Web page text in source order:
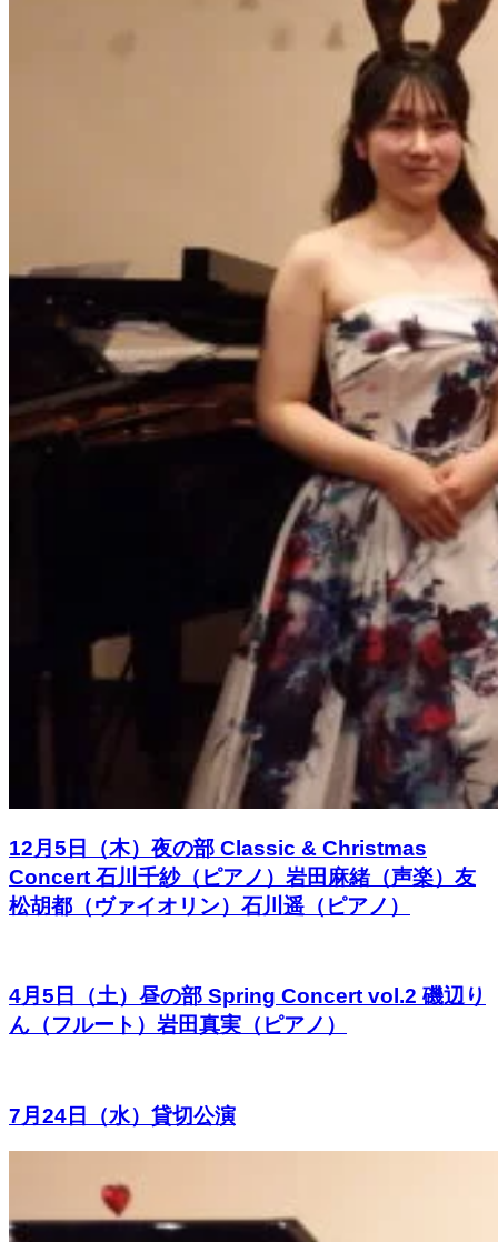
12月5日（木）夜の部 Classic & Christmas
Concert 石川千紗（ピアノ）岩田麻緒（声楽）友
松胡都（ヴァイオリン）石川遥（ピアノ）
4月5日（土）昼の部 Spring Concert vol.2 磯辺り
ん（フルート）岩田真実（ピアノ）
7月24日（水）貸切公演